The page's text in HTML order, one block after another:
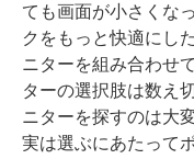
ても画面が小さくな
クをもっと快適にし
ニターを組み合わせ
ターの選択肢は数え
ニターを探すのは大
実は選ぶにあたって